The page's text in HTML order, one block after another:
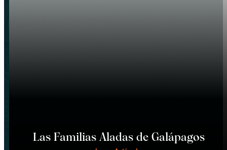
Las Familias Aladas de Galápagos